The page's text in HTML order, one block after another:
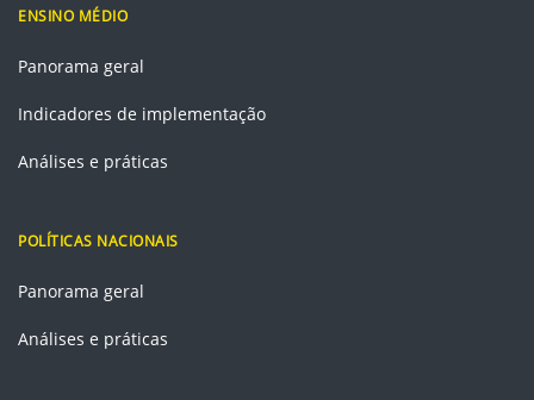
ENSINO MÉDIO
Panorama geral
Indicadores de implementação
Análises e práticas
POLÍTICAS NACIONAIS
Panorama geral
Análises e práticas